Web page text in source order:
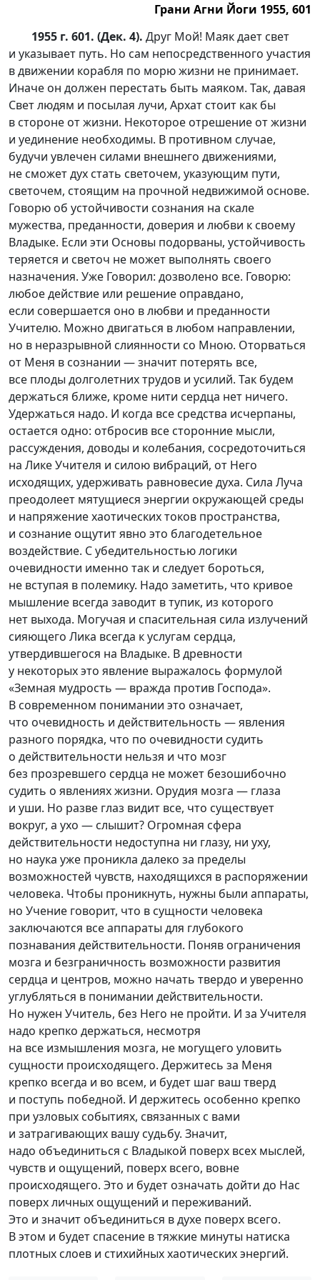
Грани Агни Йоги 1955, 601
1955 г. 601. (Дек. 4). Друг Мой! Маяк дает свет
и указывает путь. Но сам непосредственного участия
в движении корабля по морю жизни не принимает.
Иначе он должен перестать быть маяком. Так, давая
Свет людям и посылая лучи, Архат стоит как бы
в стороне от жизни. Некоторое отрешение от жизни
и уединение необходимы. В противном случае,
будучи увлечен силами внешнего движениями,
не сможет дух стать светочем, указующим пути,
светочем, стоящим на прочной недвижимой основе.
Говорю об устойчивости сознания на скале
мужества, преданности, доверия и любви к своему
Владыке. Если эти Основы подорваны, устойчивость
теряется и светоч не может выполнять своего
назначения. Уже Говорил: дозволено все. Говорю:
любое действие или решение оправдано,
если совершается оно в любви и преданности
Учителю. Можно двигаться в любом направлении,
но в неразрывной слиянности со Мною. Оторваться
от Меня в сознании — значит потерять все,
все плоды долголетних трудов и усилий. Так будем
держаться ближе, кроме нити сердца нет ничего.
Удержаться надо. И когда все средства исчерпаны,
остается одно: отбросив все сторонние мысли,
рассуждения, доводы и колебания, сосредоточиться
на Лике Учителя и силою вибраций, от Него
исходящих, удерживать равновесие духа. Сила Луча
преодолеет мятущиеся энергии окружающей среды
и напряжение хаотических токов пространства,
и сознание ощутит явно это благодетельное
воздействие. С убедительностью логики
очевидности именно так и следует бороться,
не вступая в полемику. Надо заметить, что кривое
мышление всегда заводит в тупик, из которого
нет выхода. Могучая и спасительная сила излучений
сияющего Лика всегда к услугам сердца,
утвердившегося на Владыке. В древности
у некоторых это явление выражалось формулой
«Земная мудрость — вражда против Господа».
В современном понимании это означает,
что очевидность и действительность — явления
разного порядка, что по очевидности судить
о действительности нельзя и что мозг
без прозревшего сердца не может безошибочно
судить о явлениях жизни. Орудия мозга — глаза
и уши. Но разве глаз видит все, что существует
вокруг, а ухо — слышит? Огромная сфера
действительности недоступна ни глазу, ни уху,
но наука уже проникла далеко за пределы
возможностей чувств, находящихся в распоряжении
человека. Чтобы проникнуть, нужны были аппараты,
но Учение говорит, что в сущности человека
заключаются все аппараты для глубокого
познавания действительности. Поняв ограничения
мозга и безграничность возможности развития
сердца и центров, можно начать твердо и уверенно
углубляться в понимании действительности.
Но нужен Учитель, без Него не пройти. И за Учителя
надо крепко держаться, несмотря
на все измышления мозга, не могущего уловить
сущности происходящего. Держитесь за Меня
крепко всегда и во всем, и будет шаг ваш тверд
и поступь победной. И держитесь особенно крепко
при узловых событиях, связанных с вами
и затрагивающих вашу судьбу. Значит,
надо объединиться с Владыкой поверх всех мыслей,
чувств и ощущений, поверх всего, вовне
происходящего. Это и будет означать дойти до Нас
поверх личных ощущений и переживаний.
Это и значит объединиться в духе поверх всего.
В этом и будет спасение в тяжкие минуты натиска
плотных слоев и стихийных хаотических энергий.